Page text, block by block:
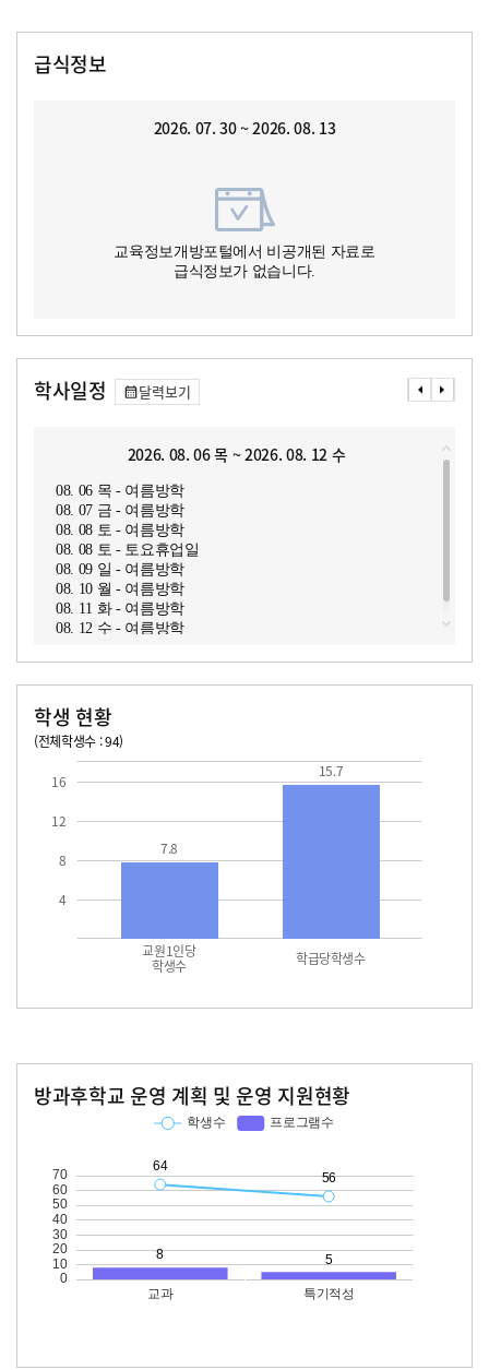
급식정보
2026. 07. 30 ~ 2026. 08. 13
교육정보개방포털에서 비공개된 자료로
급식정보가 없습니다.
학사일정 달력보기
2026. 08. 06 목 ~ 2026. 08. 12 수
08. 06 목 - 여름방학
08. 07 금 - 여름방학
08. 08 토 - 여름방학
08. 08 토 - 토요휴업일
08. 09 일 - 여름방학
08. 10 월 - 여름방학
08. 11 화 - 여름방학
08. 12 수 - 여름방학
학생 현황
(전체학생수 : 94)
4
8
12
16
교원1인당
학생수 학급당학생수
7.8
15.7
방과후학교 운영 계획 및 운영 지원현황